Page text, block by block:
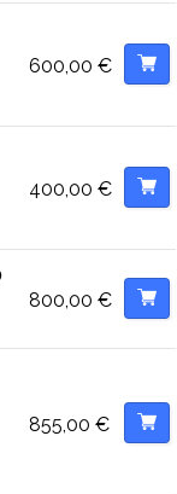
600,00 €
400,00 €
800,00 €
855,00 €